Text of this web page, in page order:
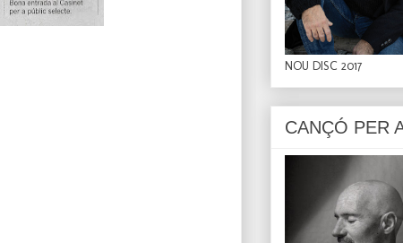
NOU DISC 2017
CANÇÓ PER